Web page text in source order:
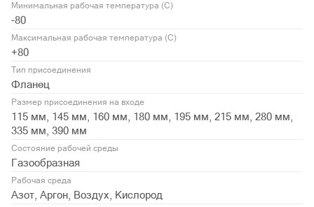
Минимальная рабочая температура (С)
-80
Максимальная рабочая температура (С)
+80
Тип присоединения
Фланец
Размер присоединения на входе
115 мм, 145 мм, 160 мм, 180 мм, 195 мм, 215 мм, 280 мм,
335 мм, 390 мм
Состояние рабочей среды
Газообразная
Рабочая среда
Азот, Аргон, Воздух, Кислород